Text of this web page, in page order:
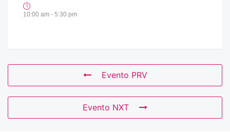
10:00 am - 5:30 pm
Evento PRV
Evento NXT